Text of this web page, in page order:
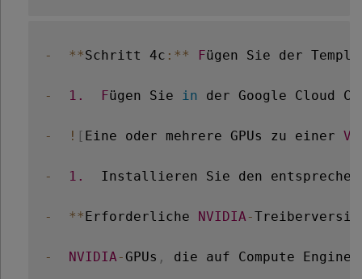
- **Schritt 4c : ** Fügen Sie der
- 1. Fügen Sie in der Google Cloud
- ! [ Eine oder mehrere GPUs zu einer VM
- 1.
Installieren Sie den
- **Erforderliche NVIDIA -
- NVIDIA - GPUs , die auf Compute Engine